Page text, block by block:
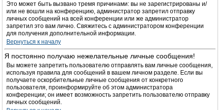
Это может быть вызвано тремя причинами: вы не зарегистрированы и/
или не вошли на конференцию, администратор запретил отправку
личных сообщений на всей конференции или же администратор
запретил это вам лично. Свяжитесь с администратором конференции
для получения дополнительной информации.
Вернуться к началу
Я постоянно получаю нежелательные личные сообщения!
Вы можете запретить пользователю отправлять вам личные сообщения,
используя правила для сообщений в вашем личном разделе. Если вы
получаете оскорбительные личные сообщения от конкретного
пользователя, проинформируйте об этом администратора
конференции; он имеет возможность запретить пользователю отправку
личных сообщений.